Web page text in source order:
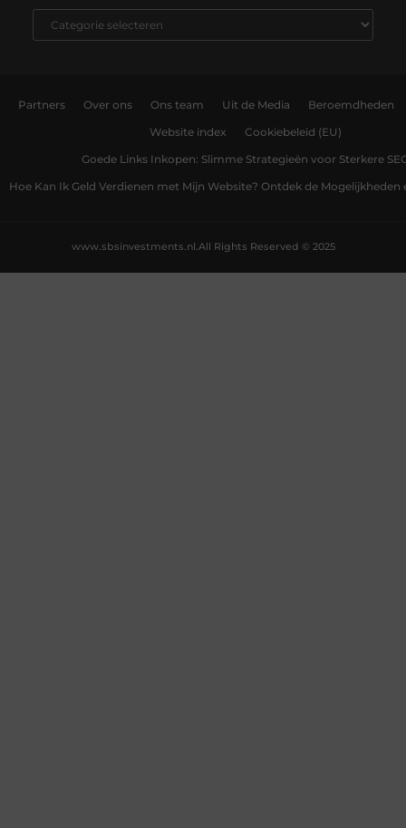
Partners Over ons Ons team Uit de Media Beroemdheden
Website index Cookiebeleid (EU)
Goede Links Inkopen: Slimme Strategieën voor Sterkere
Hoe Kan Ik Geld Verdienen met Mijn Website? Ontdek de Mogelijkheden
All Rights Reserved © 2025
www.sbsinvestments.nl.